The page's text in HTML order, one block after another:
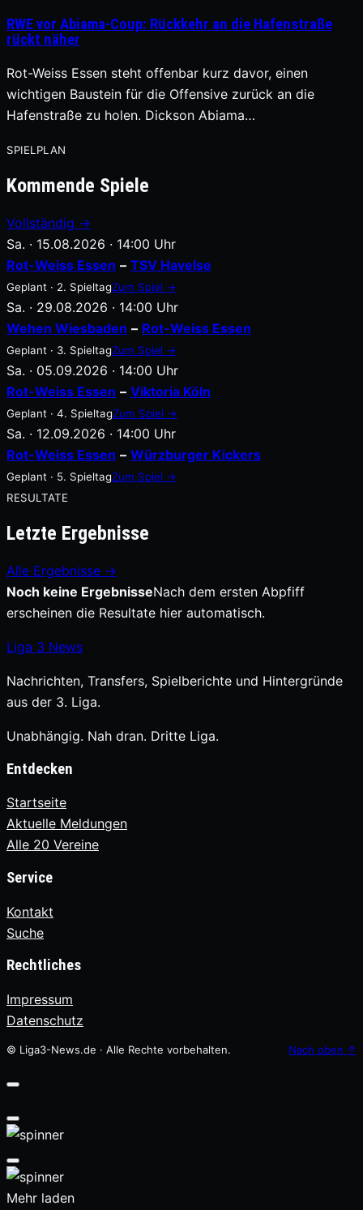
RWE vor Abiama-Coup: Rückkehr an die Hafenstraße
rückt näher
Rot-Weiss Essen steht offenbar kurz davor, einen
wichtigen Baustein für die Offensive zurück an die
Hafenstraße zu holen. Dickson Abiama…
SPIELPLAN
Kommende Spiele
Vollständig →
Sa. · 15.08.2026 · 14:00 Uhr
Rot-Weiss Essen – TSV Havelse
Geplant · 2. SpieltagZum Spiel →
Sa. · 29.08.2026 · 14:00 Uhr
Wehen Wiesbaden – Rot-Weiss Essen
Geplant · 3. SpieltagZum Spiel →
Sa. · 05.09.2026 · 14:00 Uhr
Rot-Weiss Essen – Viktoria Köln
Geplant · 4. SpieltagZum Spiel →
Sa. · 12.09.2026 · 14:00 Uhr
Rot-Weiss Essen – Würzburger Kickers
Geplant · 5. SpieltagZum Spiel →
RESULTATE
Letzte Ergebnisse
Alle Ergebnisse →
Noch keine ErgebnisseNach dem ersten Abpfiff
erscheinen die Resultate hier automatisch.
Liga 3 News
Nachrichten, Transfers, Spielberichte und Hintergründe
aus der 3. Liga.
Unabhängig. Nah dran. Dritte Liga.
Entdecken
Startseite
Aktuelle Meldungen
Alle 20 Vereine
Service
Kontakt
Suche
Rechtliches
Impressum
Datenschutz
© Liga3-News.de · Alle Rechte vorbehalten. Nach oben ↑
Mehr laden